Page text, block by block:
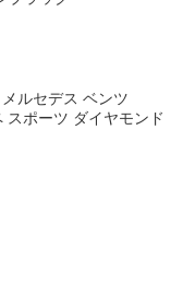
ルセデス ベンツ
ポーツ ダイヤモンド